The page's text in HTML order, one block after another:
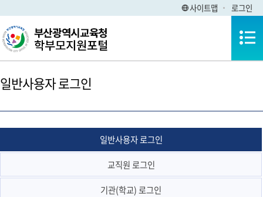
사이트맵 로그인
전체메뉴
일반사용자 로그인
일반사용자 로그인
교직원 로그인
기관(학교) 로그인